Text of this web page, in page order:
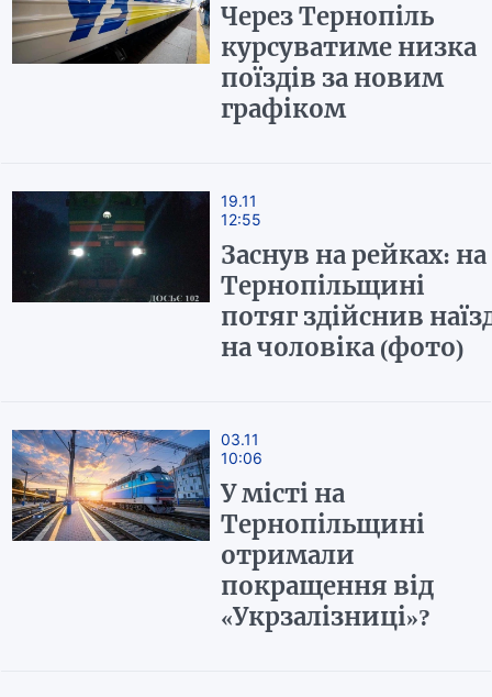
Через Тернопіль
курсуватиме низка
поїздів за новим
графіком
19.11
12:55
Заснув на рейках: на
Тернопільщині
потяг здійснив
на чоловіка (фото)
03.11
10:06
У місті на
Тернопільщині
отримали
покращення від
«Укрзалізниці»?